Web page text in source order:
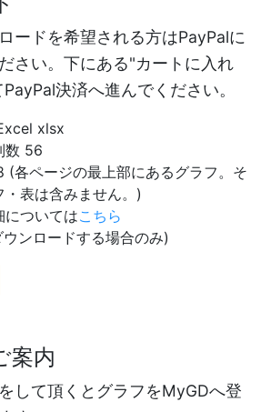
ードを希望される方はPayPalに
さい。下にある"カートに入れ
決済へ進んでください。
xlsx
数 56
(各ページの最上部にあるグラフ。そ
表は含みません。)
についてはこちら
ンロードする場合のみ)
案内
して頂くとグラフをMyGDへ登